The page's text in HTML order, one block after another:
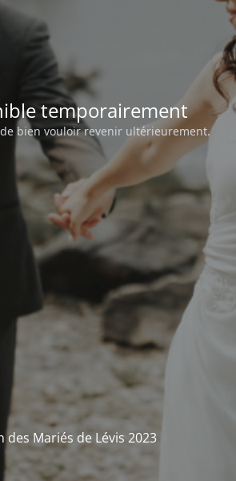
temporairement
bien vouloir revenir ultérieurement.
des Mariés de Lévis 2023